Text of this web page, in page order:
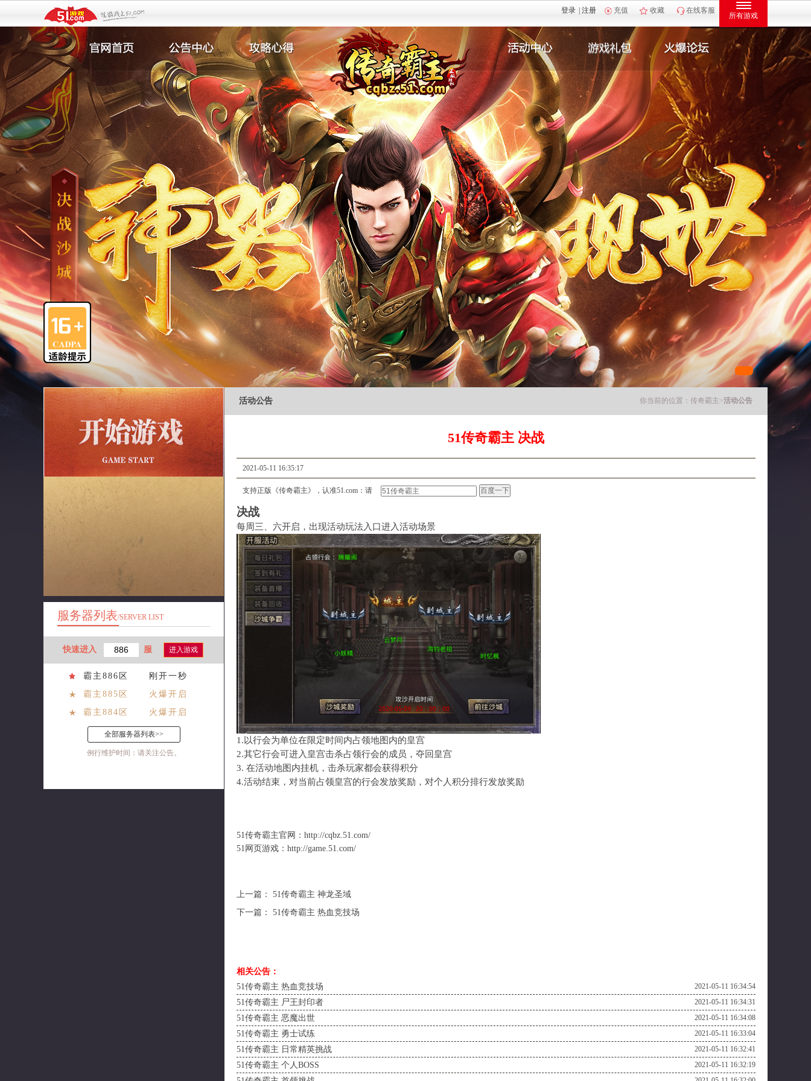
登录 注册 充值 收藏 在线客服
所有游戏
你当前的位置： 传奇霸主>活动公告
活动公告
51传奇霸主 决战
2021-05-11 16:35:17
支持正版《传奇霸主》，认准51.com：请
决战
每周三、六开启，出现活动玩法入口进入活动场景
1 .以行会为单位在限定时间内占领地图内的皇宫
2.其它行会可进入皇宫击杀占领行会的成员，夺回皇宫
3. 在活动地图内挂机，击杀玩家都会获得积分
4.活动结束，对当前占领皇宫的行会发放奖励，对个人积分排行发放奖励
51传奇霸主官网 ： http://cqbz.51.com/
51网页游戏： http://game.51.com/
上一篇： 51传奇霸主 神龙圣域
下一篇： 51传奇霸主 热血竞技场
相关公告：
51传奇霸主 热血竞技场
2021-05-11 16:34:54
51传奇霸主 尸王封印者 2021-05-11 16:34:31
51传奇霸主 恶魔出世 2021-05-11 16:34:08
51传奇霸主 勇士试练 2021-05-11 16:33:04
51传奇霸主 日常精英挑战 2021-05-11 16:32:41
51传奇霸主 个人BOSS 2021-05-11 16:32:19
服务器列表/SERVER LIST
快速进入 服 进入游戏
霸主886区
刚开一秒
霸主885区
火爆开启
霸主884区
火爆开启
全部服务器列表>>
例行维护时间：请关注公告。